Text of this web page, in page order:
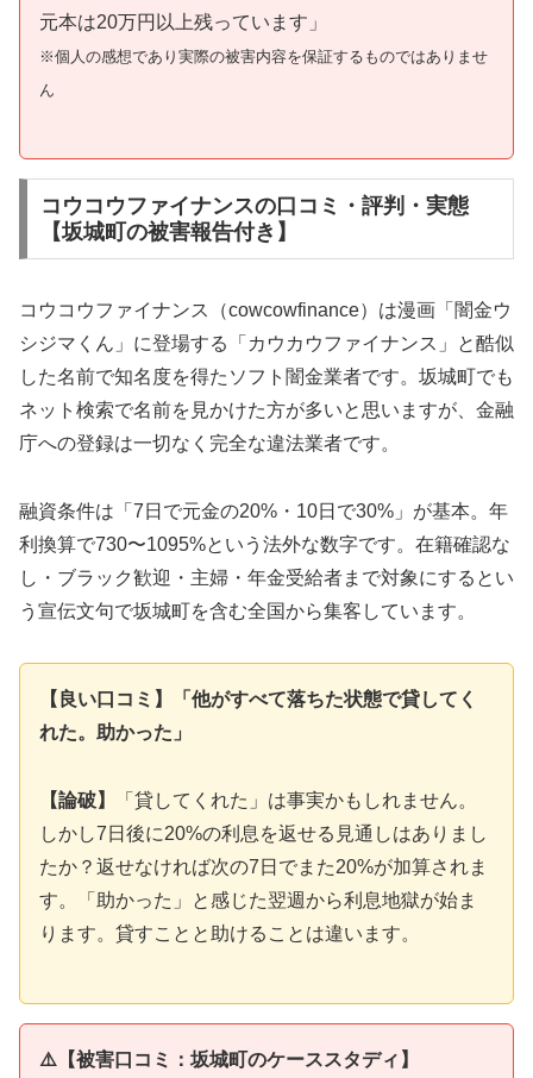
元本は20万円以上残っています」
※個人の感想であり実際の被害内容を保証するものではありませ
ん
コウコウファイナンスの口コミ・評判・実態
【坂城町の被害報告付き】
コウコウファイナンス（cowcowfinance）は漫画「闇金ウ
シジマくん」に登場する「カウカウファイナンス」と酷似
した名前で知名度を得たソフト闇金業者です。坂城町でも
ネット検索で名前を見かけた方が多いと思いますが、金融
庁への登録は一切なく完全な違法業者です。
融資条件は「7日で元金の20%・10日で30%」が基本。年
利換算で730〜1095%という法外な数字です。在籍確認な
し・ブラック歓迎・主婦・年金受給者まで対象にするとい
う宣伝文句で坂城町を含む全国から集客しています。
【良い口コミ】「他がすべて落ちた状態で貸してく
れた。助かった」
【論破】
「貸してくれた」は事実かもしれません。
しかし7日後に20%の利息を返せる見通しはありまし
たか？返せなければ次の7日でまた20%が加算されま
す。「助かった」と感じた翌週から利息地獄が始ま
ります。貸すことと助けることは違います。
⚠️【被害口コミ：坂城町のケーススタディ】